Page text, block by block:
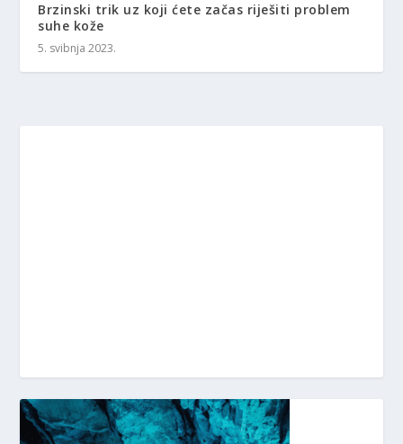
Brzinski trik uz koji ćete začas riješiti problem
suhe kože
5. svibnja 2023.